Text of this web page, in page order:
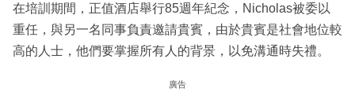
在培訓期間，正值酒店舉行85週年紀念，Nicholas被委以
重任，與另一名同事負責邀請貴賓，由於貴賓是社會地位較
高的人士，他們要掌握所有人的背景，以免溝通時失禮。
廣告